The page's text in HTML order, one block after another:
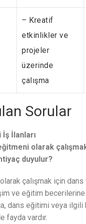
– Kreatif
etkinlikler ve
projeler
üzerinde
çalışma
Sorular
İş İlanları
olarak
duyulur?
çalışmak için
ve eğitim
dans eğitimi veya
fayda vardır.